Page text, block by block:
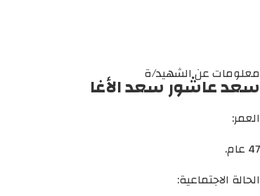
معلومات عن الشهيد/ة
سعد عاشور سعد الأغا
العمر:
47 عام.
الحالة الاجتماعية: